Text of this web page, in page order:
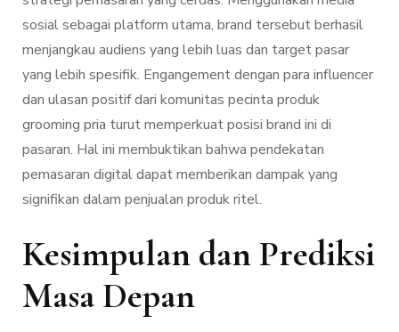
sosial sebagai platform utama, brand tersebut berhasil
menjangkau audiens yang lebih luas dan target pasar
yang lebih spesifik. Engangement dengan para influencer
dan ulasan positif dari komunitas pecinta produk
grooming pria turut memperkuat posisi brand ini di
pasaran. Hal ini membuktikan bahwa pendekatan
pemasaran digital dapat memberikan dampak yang
signifikan dalam penjualan produk ritel.
Kesimpulan dan Prediksi
Masa Depan